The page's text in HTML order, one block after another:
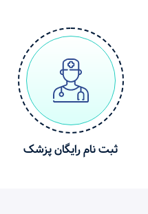
ثبت نام رایگان پزشک